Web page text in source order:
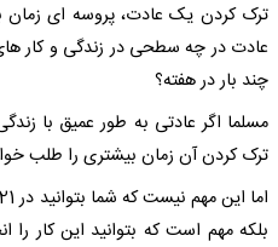
ترک کردن یک عادت، پروسه ای
عادت در چه سطحی در زندگی و کار
چند بار در هفته؟
مسلما اگر عادتی به طور عمیق با
ترک کردن آن زمان بیشتری را طلب
بلکه مهم است که بتوانید این کار